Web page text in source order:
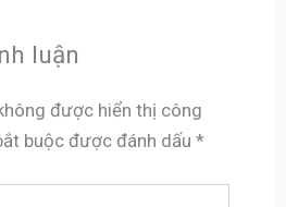
luận
được hiển thị công
buộc được đánh dấu *